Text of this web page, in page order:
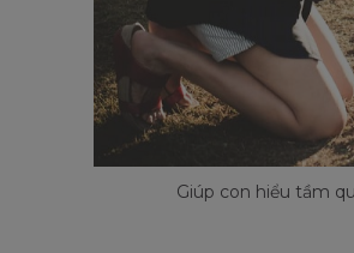
Giúp con hiểu tầm